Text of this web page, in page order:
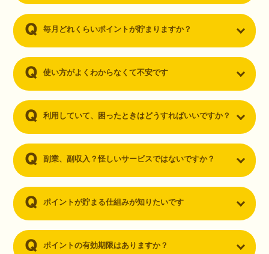
毎月どれくらいポイントが貯まりますか？
使い方がよくわからなくて不安です
利用していて、困ったときはどうすればいいですか？
副業、副収入？怪しいサービスではないですか？
ポイントが貯まる仕組みが知りたいです
ポイントの有効期限はありますか？